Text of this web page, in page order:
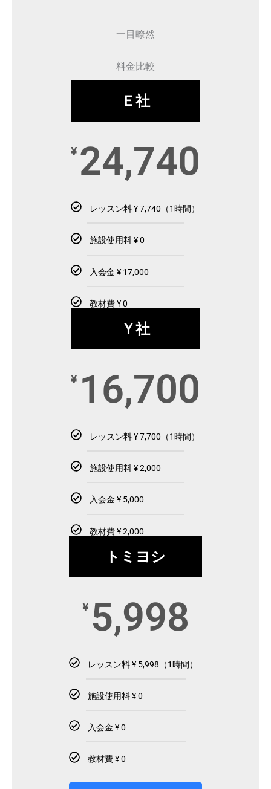
一目瞭然
料金比較
Ｅ社
¥ 24,740
レッスン料 ¥ 7,740（1時間）
施設使用料 ¥ 0
入会金 ¥ 17,000
教材費 ¥ 0
Ｙ社
¥ 16,700
レッスン料 ¥ 7,700（1時間）
施設使用料 ¥ 2,000
入会金 ¥ 5,000
教材費 ¥ 2,000
トミヨシ
¥ 5,998
レッスン料 ¥ 5,998（1時間）
施設使用料 ¥ 0
入会金 ¥ 0
教材費 ¥ 0